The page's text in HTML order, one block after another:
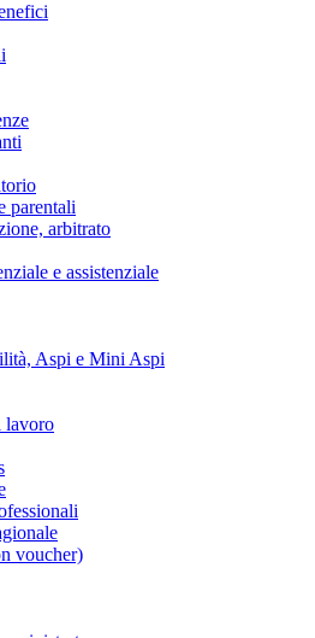
parentali
arbitrato
e assistenziale
Aspi e Mini Aspi
lavoro
voucher)